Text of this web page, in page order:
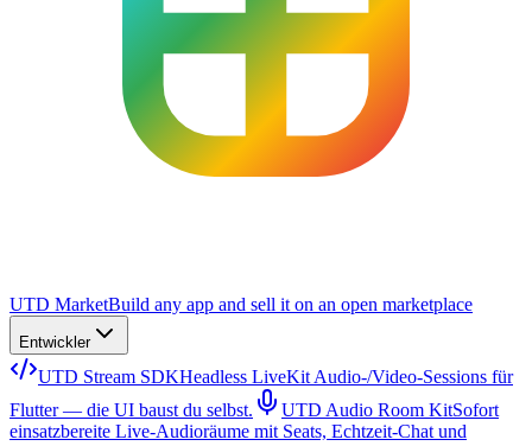
UTD MarketBuild any app and sell it on an open marketplace
Entwickler
UTD Stream SDKHeadless LiveKit Audio-/Video-Sessions für
Flutter — die UI baust du selbst.
UTD Audio Room KitSofort
einsatzbereite Live-Audioräume mit Seats, Echtzeit-Chat und